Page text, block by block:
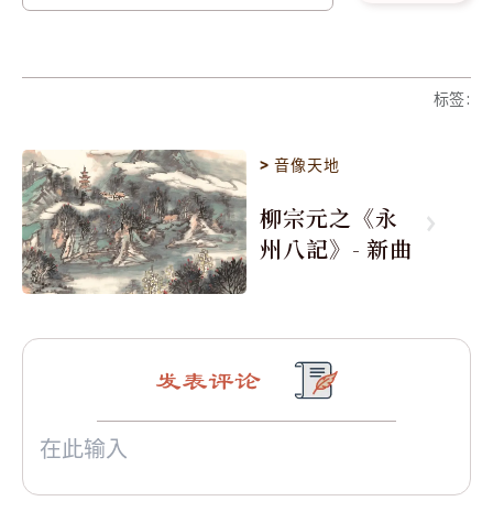
标签:
>音像天地
柳宗元之《永
州八記》- 新曲
发表评论